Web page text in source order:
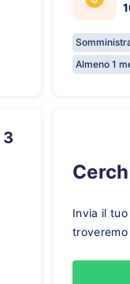
Almeno 1
Invia il